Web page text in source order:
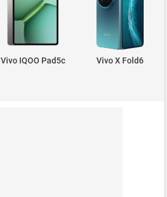
Vivo IQOO Pad5c Vivo X Fold6